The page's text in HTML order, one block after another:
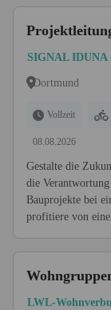
SIGNAL IDUNA
Dortmund
Vollzeit
08.08.2026
Gestalte die
die
Bauprojekte bei
profitiere von
LWL-